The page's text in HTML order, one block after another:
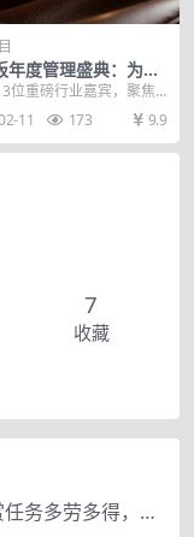
年度管理盛典：为电
提供一套可落地的破
位重磅行业嘉宾，聚焦
剖析数智化与AI提效 9
会员...
11 173 9.9
7
收藏
赏帮赚悬赏奖励到账200元，悬赏任务多劳多得，人人可做。